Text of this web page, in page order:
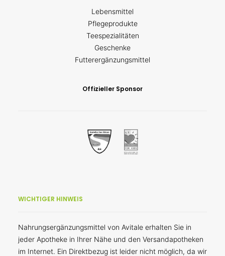
Lebensmittel
Pflegeprodukte
Teespezialitäten
Geschenke
Futterergänzungsmittel
Offizieller Sponsor
WICHTIGER HINWEIS
Nahrungsergänzungsmittel von Avitale erhalten Sie in
jeder Apotheke in Ihrer Nähe und den Versandapotheken
im Internet. Ein Direktbezug ist leider nicht möglich, da wir